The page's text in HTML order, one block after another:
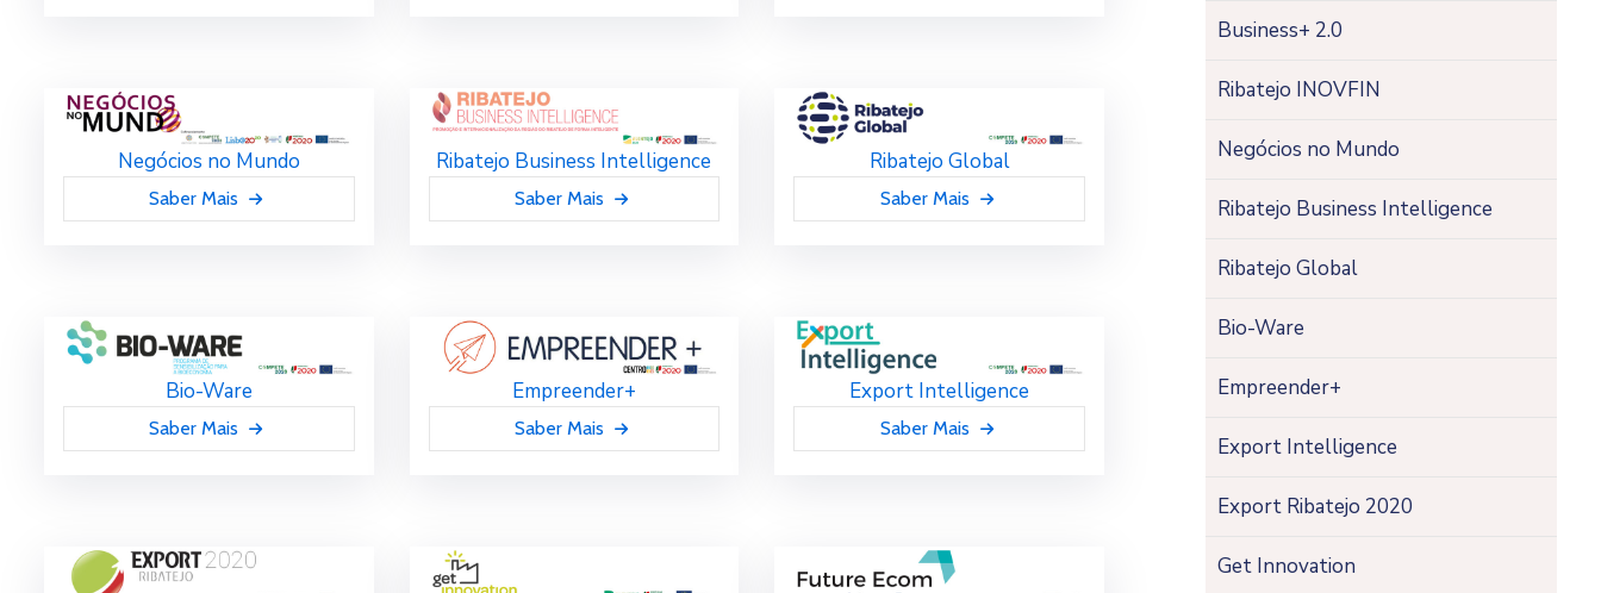
Negócios no Mundo
Saber Mais
Ribatejo Business Intelligence
Saber Mais
Ribatejo Global
Saber Mais
Bio-Ware
Saber Mais
Empreender+
Saber Mais
Export Intelligence
Saber Mais
Business+ 2.0
Ribatejo INOVFIN
Negócios no Mundo
Ribatejo Business Intelligence
Ribatejo Global
Bio-Ware
Empreender+
Export Intelligence
Export Ribatejo 2020
Get Innovation